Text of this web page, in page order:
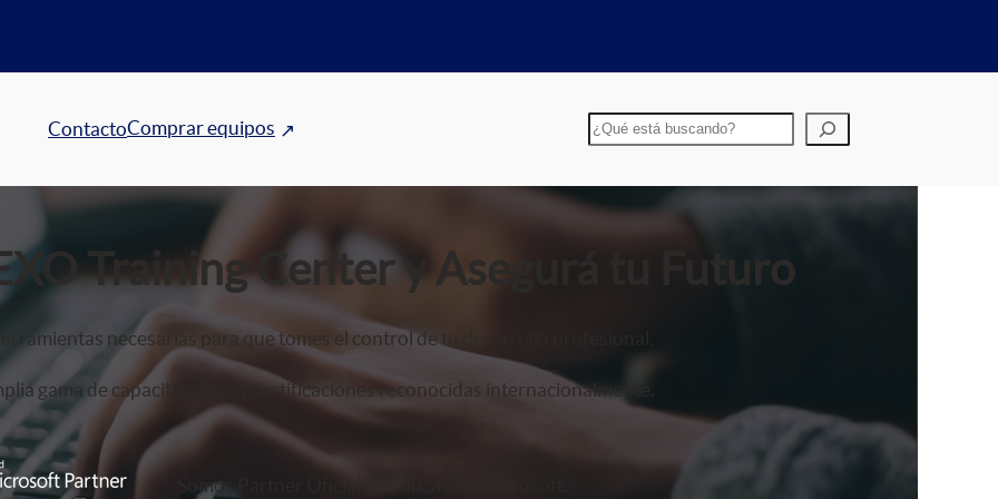
ContactoComprar equipos Buscar
Training Center y Asegurá tu Futuro
necesarias para que tomes el control de tu desarrollo profesional.
gama de capacitaciones y certificaciones reconocidas internacionalmente.
Somos Partner Oficial de Educación Microsoft.